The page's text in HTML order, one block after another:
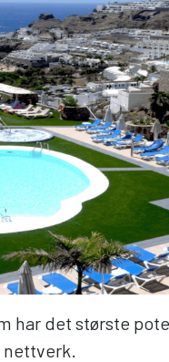
har det største